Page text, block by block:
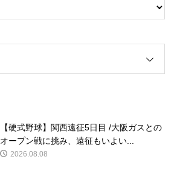
【硬式野球】関西遠征5日目 /大阪ガスとの
オープン戦に挑み、遠征もいよい...
2026.08.08